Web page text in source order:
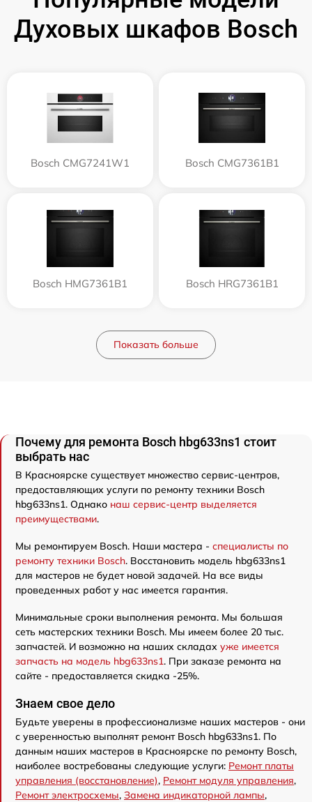
Духовых шкафов Bosch
Bosch CMG7241W1 Bosch CMG7361B1
Bosch HMG7361B1 Bosch HRG7361B1
Показать больше
Почему для ремонта Bosch hbg633ns1 стоит
выбрать нас
В Красноярске существует множество сервис-центров,
предоставляющих услуги по ремонту техники Bosch
hbg633ns1. Однако наш сервис-центр выделяется
преимуществами.
Мы ремонтируем Bosch. Наши мастера - специалисты по
ремонту техники Bosch. Восстановить модель hbg633ns1
для мастеров не будет новой задачей. На все виды
проведенных работ у нас имеется гарантия.
Минимальные сроки выполнения ремонта. Мы большая
сеть мастерских техники Bosch. Мы имеем более 20 тыс.
запчастей. И возможно на наших складах уже имеется
запчасть на модель hbg633ns1. При заказе ремонта на
сайте - предоставляется скидка -25%.
Знаем свое дело
Будьте уверены в профессионализме наших мастеров - они
с уверенностью выполнят ремонт Bosch hbg633ns1. По
данным наших мастеров в Красноярске по ремонту Bosch,
наиболее востребованы следующие услуги: Ремонт платы
управления (восстановление), Ремонт модуля управления,
Ремонт электросхемы, Замена индикаторной лампы,